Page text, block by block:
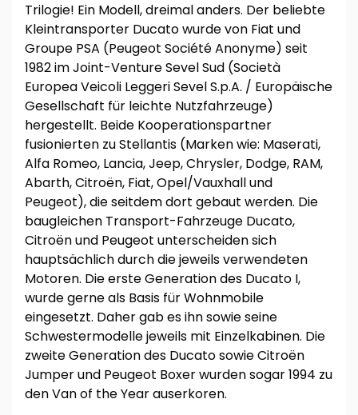
Trilogie! Ein Modell, dreimal anders. Der beliebte
Kleintransporter Ducato wurde von Fiat und
Groupe PSA (Peugeot Société Anonyme) seit
1982 im Joint-Venture Sevel Sud (Società
Europea Veicoli Leggeri Sevel S.p.A. / Europäische
Gesellschaft für leichte Nutzfahrzeuge)
hergestellt. Beide Kooperationspartner
fusionierten zu Stellantis (Marken wie: Maserati,
Alfa Romeo, Lancia, Jeep, Chrysler, Dodge, RAM,
Abarth, Citroën, Fiat, Opel/Vauxhall und
Peugeot), die seitdem dort gebaut werden. Die
baugleichen Transport-Fahrzeuge Ducato,
Citroën und Peugeot unterscheiden sich
hauptsächlich durch die jeweils verwendeten
Motoren. Die erste Generation des Ducato I,
wurde gerne als Basis für Wohnmobile
eingesetzt. Daher gab es ihn sowie seine
Schwestermodelle jeweils mit Einzelkabinen. Die
zweite Generation des Ducato sowie Citroën
Jumper und Peugeot Boxer wurden sogar 1994 zu
den Van of the Year auserkoren.